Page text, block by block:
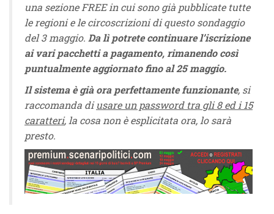
una sezione FREE in cui sono già pubblicate tutte
le regioni e le circoscrizioni di questo sondaggio
del 3 maggio. Da lì potrete continuare l’iscrizione
ai vari pacchetti a pagamento, rimanendo così
puntualmente aggiornato fino al 25 maggio.
Il sistema è già ora perfettamente funzionante, si
raccomanda diusare un password tra gli 8 ed i 15
caratteri, la cosa non è esplicitata ora, lo sarà
presto.